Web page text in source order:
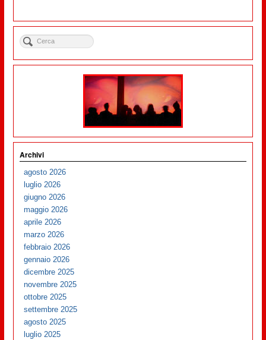
Archivi
agosto 2026
luglio 2026
giugno 2026
maggio 2026
aprile 2026
marzo 2026
febbraio 2026
gennaio 2026
dicembre 2025
novembre 2025
ottobre 2025
settembre 2025
agosto 2025
luglio 2025